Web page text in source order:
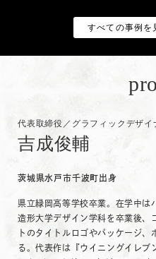
すべての事例を
代表取締役／グラフィックデザイ
吉成俊輔
茨城県水戸市千波町出身
県立緑岡高等学校卒業。在学中は
造形大学デザイン学科を卒業後、
トのタイトルロゴやパッケージ
る。代表作は『ウイニングイレブ